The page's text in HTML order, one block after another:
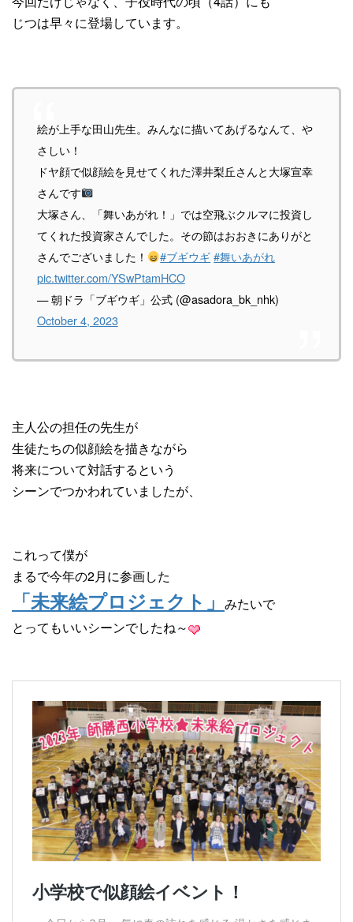
じつは早々に登場しています。
絵が上手な田山先生。みんなに描いてあげるなんて、や
さしい！
ドヤ顔で似顔絵を見せてくれた澤井梨丘さんと大塚宣幸
さんです
大塚さん、「舞いあがれ！」では空飛ぶクルマに投資し
てくれた投資家さんでした。その節はおおきにありがと
さんでございました！
#ブギウギ#舞いあがれ
pic.twitter.com/YSwPtamHCO
— 朝ドラ「ブギウギ」公式 (@asadora_bk_nhk)
October 4, 2023
主人公の担任の先生が
生徒たちの似顔絵を描きながら
将来について対話するという
シーンでつかわれていましたが、
これって僕が
まるで今年の2月に参画した
「未来絵プロジェクト」 みたいで
とってもいいシーンでしたね～